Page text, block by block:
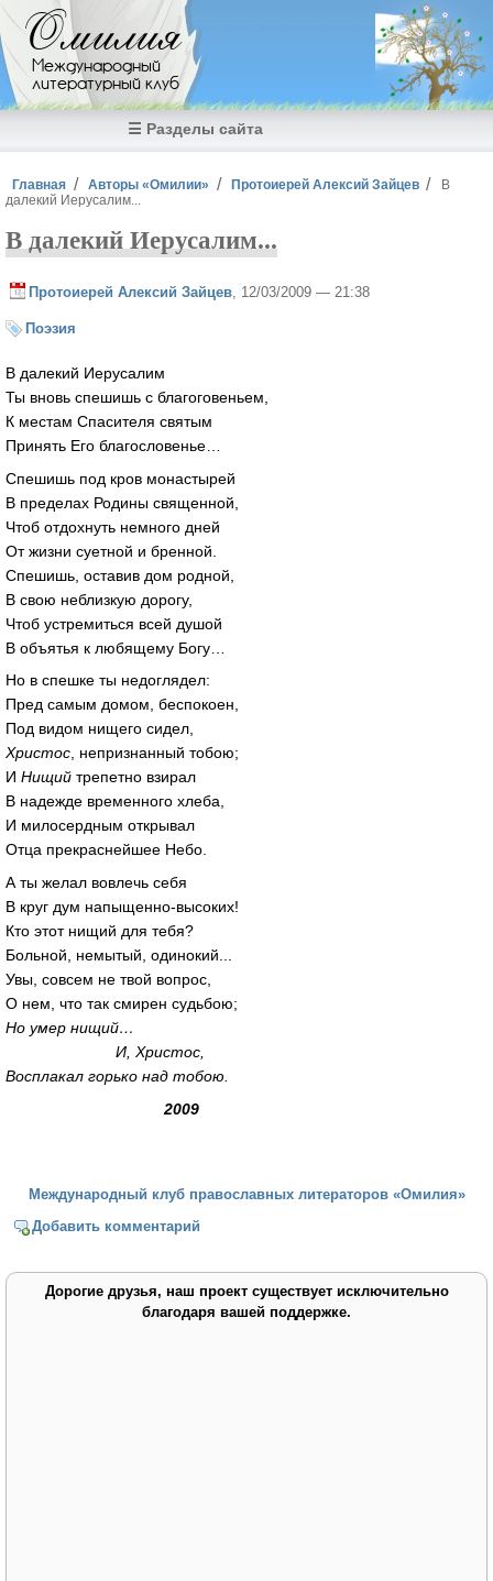
Перейти к основному содержанию
Омилия
Международный
литературный клуб
☰ Разделы сайта
Вы здесь
Главная Авторы «Омилии» Протоиерей Алексий Зайцев
В
далекий Иерусалим...
В далекий Иерусалим...
Протоиерей Алексий Зайцев , 12/03/2009 — 21:38
Поэзия
В далекий Иерусалим
Ты вновь спешишь с благоговеньем,
К местам Спасителя святым
Принять Его благословенье…
Спешишь под кров монастырей
В пределах Родины священной,
Чтоб отдохнуть немного дней
От жизни суетной и бренной.
Спешишь, оставив дом родной,
В свою неблизкую дорогу,
Чтоб устремиться всей душой
В объятья к любящему Богу…
Но в спешке ты недоглядел:
Пред самым домом, беспокоен,
Под видом нищего сидел,
Христос, непризнанный тобою;
И Нищий трепетно взирал
В надежде временного хлеба,
И милосердным открывал
Отца прекраснейшее Небо.
А ты желал вовлечь себя
В круг дум напыщенно-высоких!
Кто этот нищий для тебя?
Больной, немытый, одинокий...
Увы, совсем не твой вопрос,
О нем, что так смирен судьбою;
Но умер нищий…
И, Христос,
Восплакал горько над тобою.
2009
Международный клуб православных литераторов «Омилия»
Добавить комментарий
Дорогие друзья, наш проект существует исключительно
благодаря вашей поддержке.